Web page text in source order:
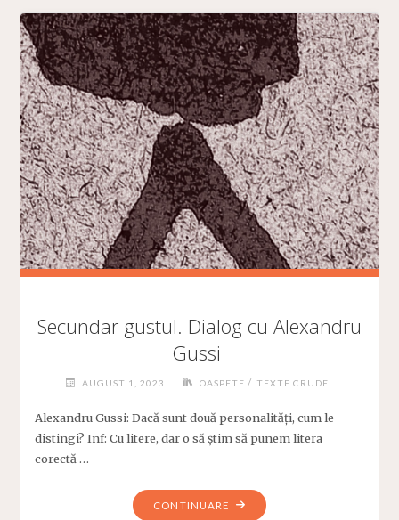
ANI
DE
LIMBĂ
ROMÂNĂ"
Secundar gustul. Dialog cu Alexandru
Gussi
AUGUST 1, 2023 OASPETE / TEXTE CRUDE
Alexandru Gussi: Dacă sunt două personalități, cum le
distingi? Inf: Cu litere, dar o să știm să punem litera
corectă …
CONTINUARE
"SECUNDAR